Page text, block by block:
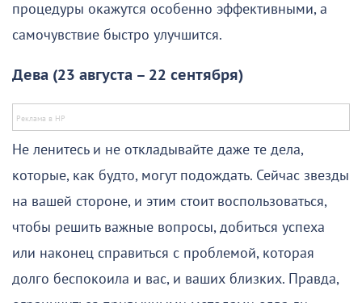
процедуры окажутся особенно эффективными, а
самочувствие быстро улучшится.
Дева (23 августа – 22 сентября)
Не ленитесь и не откладывайте даже те дела,
которые, как будто, могут подождать. Сейчас звезды
на вашей стороне, и этим стоит воспользоваться,
чтобы решить важные вопросы, добиться успеха
или наконец справиться с проблемой, которая
долго беспокоила и вас, и ваших близких. Правда,